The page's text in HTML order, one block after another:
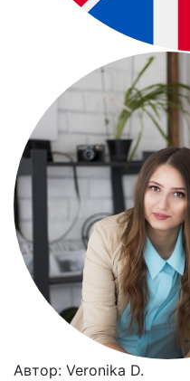
Автор: Veronika D.